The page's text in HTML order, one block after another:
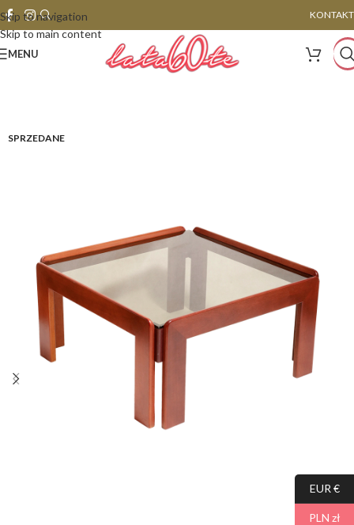
Skip to navigation
Skip to main content
KONTAKT
MENU
SPRZEDANE
EUR €
PLN zł